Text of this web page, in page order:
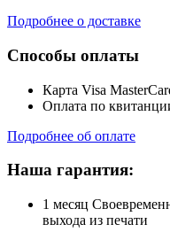
Подробнее о доставке
Способы оплаты
Карта Visa
Оплата по
Подробнее об оплате
Наша гарантия:
1 месяц
выхода из печати